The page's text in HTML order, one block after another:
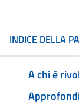
INDICE DELLA
A chi è